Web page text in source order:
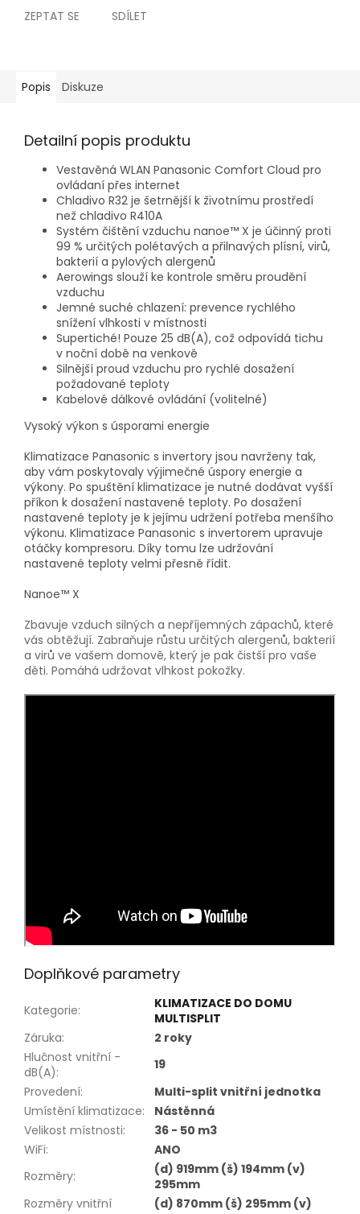
ZEPTAT SE SDÍLET
Popis Diskuze
Detailní popis produktu
Vestavěná WLAN Panasonic Comfort Cloud pro
ovládaní přes internet
Chladivo R32 je šetrnější k životnímu prostředí
než chladivo R410A
Systém čištění vzduchu nanoe™ X je účinný proti
99 % určitých polétavých a přilnavých plísní, virů,
bakterií a pylových alergenů
Aerowings slouží ke kontrole směru proudění
vzduchu
Jemné suché chlazení: prevence rychlého
snížení vlhkosti v místnosti
Supertiché! Pouze 25 dB(A), což odpovídá tichu
v noční době na venkově
Silnější proud vzduchu pro rychlé dosažení
požadované teploty
Kabelové dálkové ovládání (volitelné)
Vysoký výkon s úsporami energie
Klimatizace Panasonic s invertory jsou navrženy tak,
aby vám poskytovaly výjimečné úspory energie a
výkony. Po spuštění klimatizace je nutné dodávat vyšší
příkon k dosažení nastavené teploty. Po dosažení
nastavené teploty je k jejímu udržení potřeba menšího
výkonu. Klimatizace Panasonic s invertorem upravuje
otáčky kompresoru. Díky tomu lze udržování
nastavené teploty velmi přesně řídit.
Nanoe™ X
Zbavuje vzduch silných a nepříjemných zápachů, které
vás obtěžují. Zabraňuje růstu určitých alergenů, bakterií
a virů ve vašem domově, který je pak čistší pro vaše
děti. Pomáhá udržovat vlhkost pokožky.
Doplňkové parametry
Kategorie:
KLIMATIZACE DO DOMU
MULTISPLIT
Záruka:
2 roky
Hlučnost vnitřní -
dB(A):
19
Provedení:
Multi-split vnitřní jednotka
Umístění klimatizace:
Nástěnná
Velikost místnosti:
36 - 50 m3
WiFi:
ANO
Rozměry:
(d) 919mm (š) 194mm (v)
295mm
Rozměry vnitřní
(d) 870mm (š) 295mm (v)